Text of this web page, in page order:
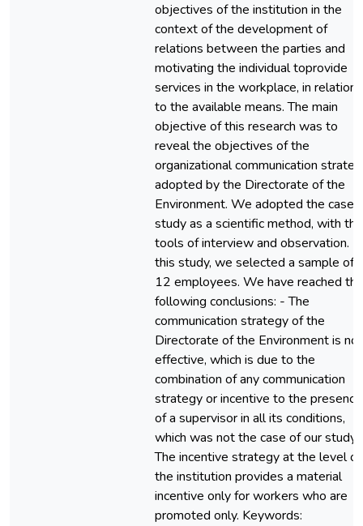
objectives of the institution in the
context of the development of
relations between the parties and
motivating the individual toprovide
services in the workplace, in relation
to the available means. The main
objective of this research was to
reveal the objectives of the
organizational communication
adopted by the Directorate of the
Environment. We adopted the case
study as a scientific method, with the
tools of interview and observation. In
this study, we selected a sample of
12 employees. We have reached the
following conclusions: - The
communication strategy of the
Directorate of the Environment is not
effective, which is due to the
combination of any communication
strategy or incentive to the presence
of a supervisor in all its conditions,
which was not the case of our study.
The incentive strategy at the level of
the institution provides a material
incentive only for workers who are
promoted only. Keywords: